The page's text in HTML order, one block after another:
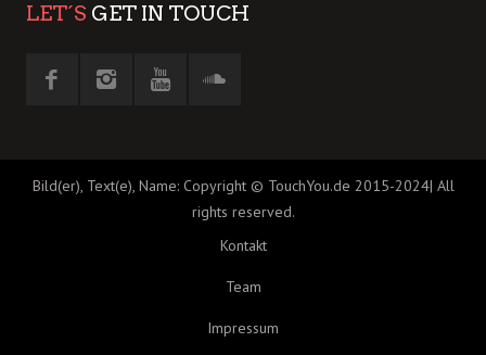
LET´S GET IN TOUCH
Bild(er), Text(e), Name: Copyright © TouchYou.de 2015-2024| All
rights reserved.
Kontakt
Team
Impressum